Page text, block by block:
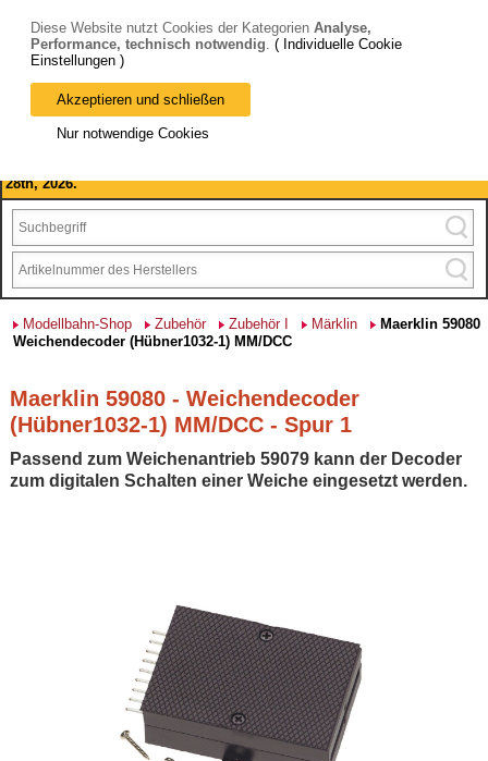
Bitte beachten Sie: wir machen Betriebsferien, vom 03. bis 28.
August 2026 haben wir geschlossen.
28th, 2026.
Modellbahn-Shop Zubehör Zubehör I Märklin
Maerklin 59080
Weichendecoder (Hübner1032-1) MM/DCC
Maerklin 59080 - Weichendecoder
(Hübner1032-1) MM/DCC - Spur 1
Passend zum Weichenantrieb 59079 kann der Decoder
zum digitalen Schalten einer Weiche eingesetzt werden.
Diese Website nutzt Cookies der Kategorien Analyse,
Performance, technisch notwendig. ( Individuelle Cookie
Einstellungen )
Akzeptieren und schließen
Nur notwendige Cookies